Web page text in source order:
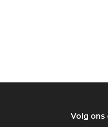
Volg ons